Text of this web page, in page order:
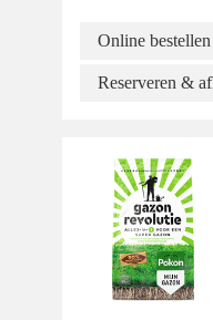
Online bestellen
Reserveren &